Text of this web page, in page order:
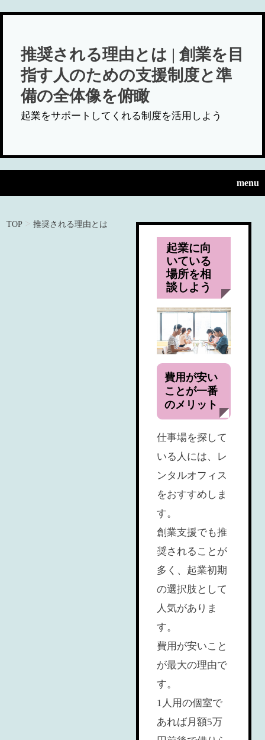
推奨される理由とは | 創業を目
指す人のための支援制度と準
備の全体像を俯瞰
起業をサポートしてくれる制度を活用しよう
menu
TOP 推奨される理由とは
起業に向
いている
場所を相
談しよう
費用が安い
ことが一番
のメリット
仕事場を探して
いる人には、レ
ンタルオフィス
をおすすめしま
す。
創業支援でも推
奨されることが
多く、起業初期
の選択肢として
人気がありま
す。
費用が安いこと
が最大の理由で
す。
1人用の個室で
あれば月額5万